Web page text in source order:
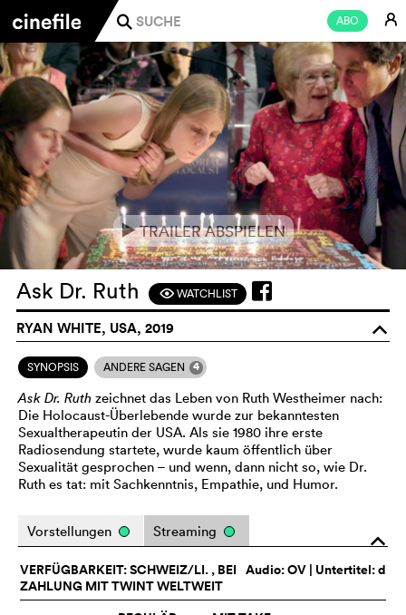
ABO E
j
eTRAILER ABSPIELEN
Ask Dr. Ruth FWATCHLIST
RYAN WHITE, USA, 2019 o
SYNOPSIS ANDERE SAGEN 4
Ask Dr. Ruth zeichnet das Leben von Ruth Westheimer nach:
Die Holocaust-Überlebende wurde zur bekanntesten
Sexualtherapeutin der USA. Als sie 1980 ihre erste
Radiosendung startete, wurde kaum öffentlich über
Sexualität gesprochen – und wenn, dann nicht so, wie Dr.
Ruth es tat: mit Sachkenntnis, Empathie, und Humor.
o
Vorstellungen Streaming
Audio:OV | Untertitel: d
VERFÜGBARKEIT: SCHWEIZ/LI. , BEI
ZAHLUNG MIT TWINT WELTWEIT